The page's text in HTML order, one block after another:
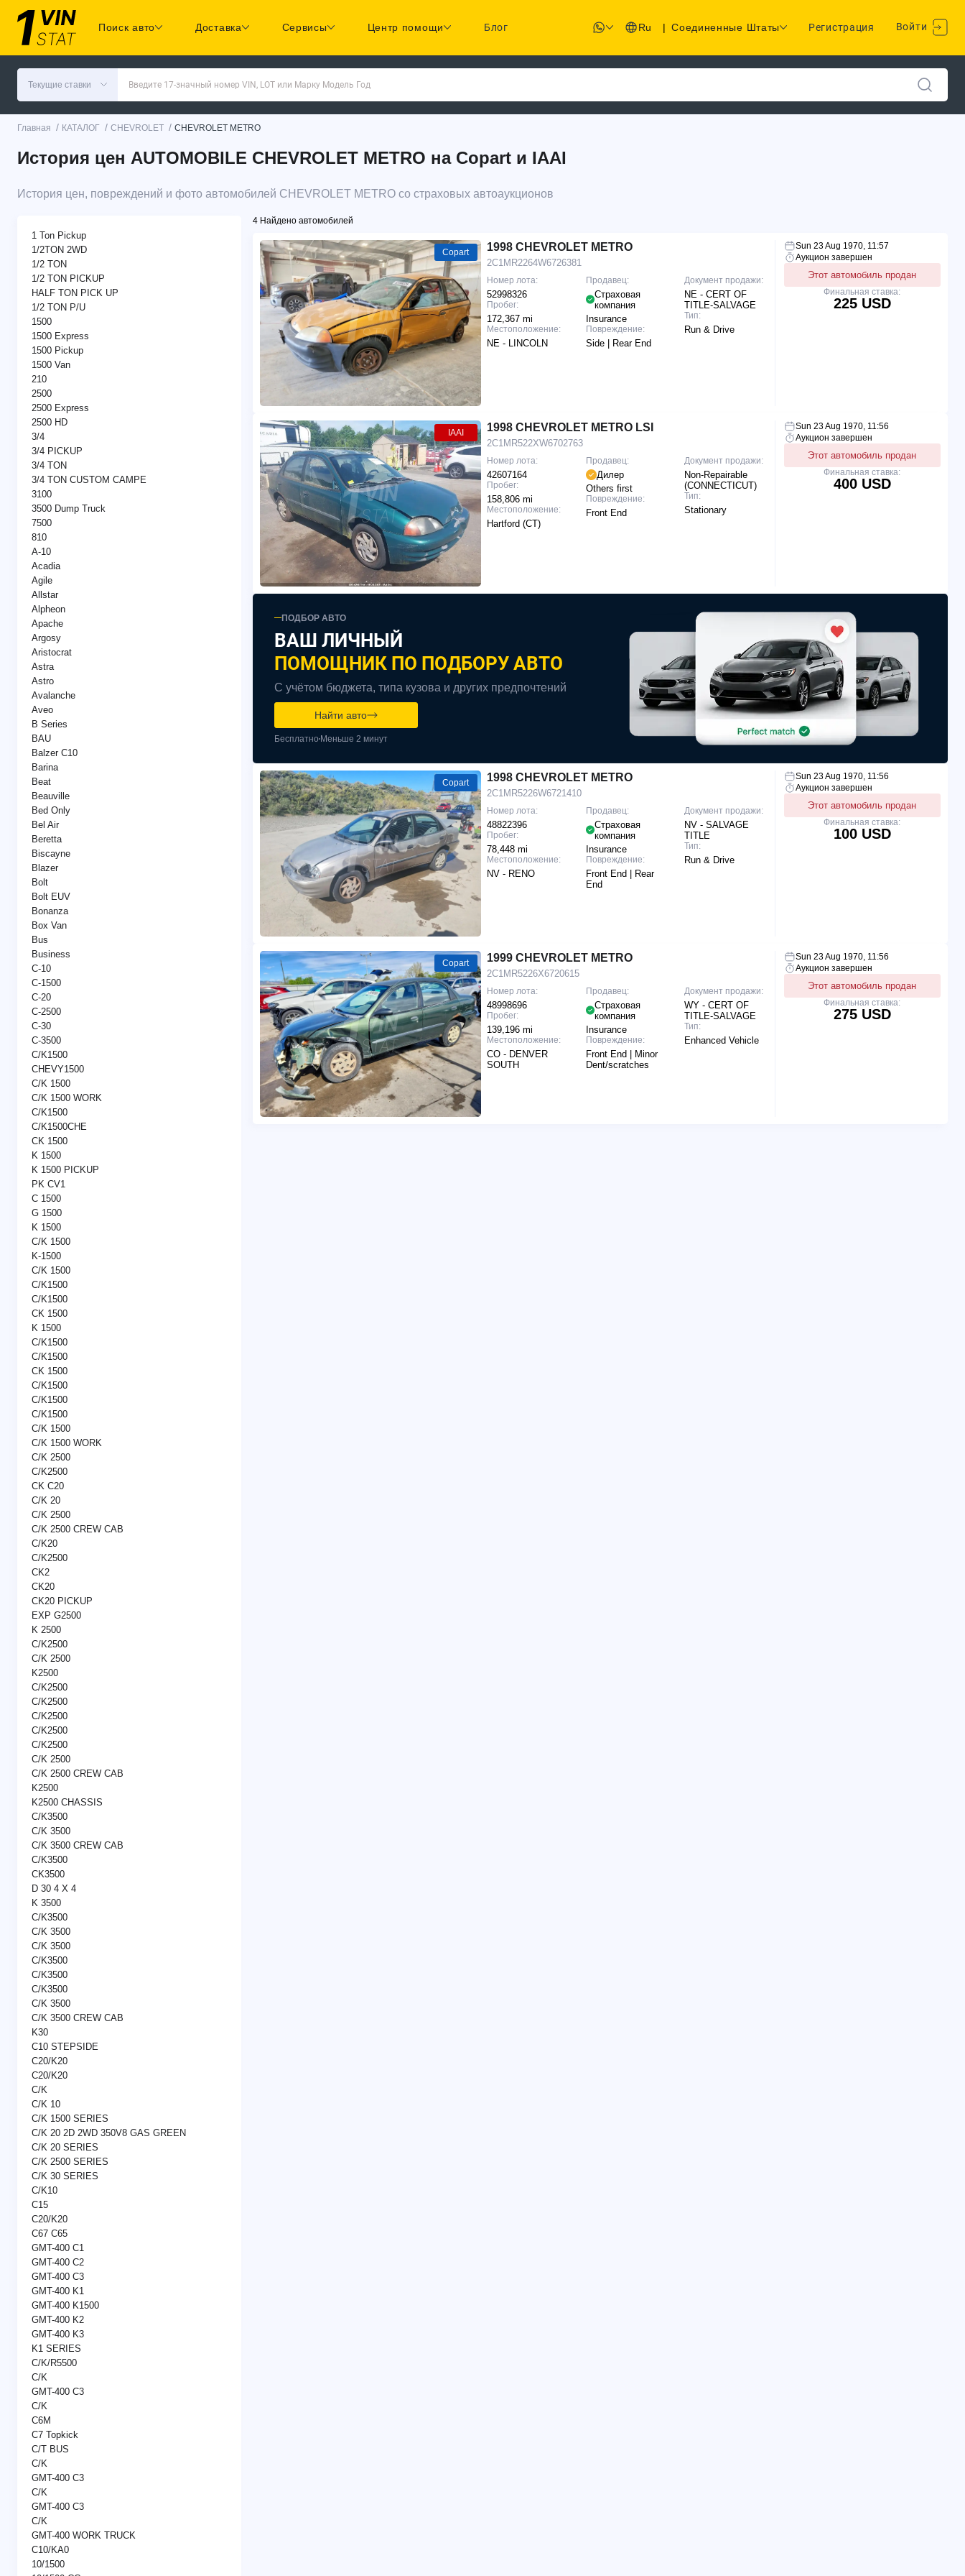
Поиск авто Доставка Сервисы Центр помощи Блог Ru | Соединенные Штаты Регистрация Войти
Текущие ставки Введите 17-значный номер VIN, LOT или Марку Модель Год
Главная / КАТАЛОГ / CHEVROLET / CHEVROLET METRO
История цен AUTOMOBILE CHEVROLET METRO на Copart и IAAI
История цен, повреждений и фото автомобилей CHEVROLET METRO со страховых автоаукционов
1 Ton Pickup
1/2TON 2WD
1/2 TON
1/2 TON PICKUP
HALF TON PICK UP
1/2 TON P/U
1500
1500 Express
1500 Pickup
1500 Van
210
2500
2500 Express
2500 HD
3/4
3/4 PICKUP
3/4 TON
3/4 TON CUSTOM CAMPE
3100
3500 Dump Truck
7500
810
A-10
Acadia
Agile
Allstar
Alpheon
Apache
Argosy
Aristocrat
Astra
Astro
Avalanche
Aveo
B Series
BAU
Balzer C10
Barina
Beat
Beauville
Bed Only
Bel Air
Beretta
Biscayne
Blazer
Bolt
Bolt EUV
Bonanza
Box Van
Bus
Business
C-10
C-1500
C-20
C-2500
C-30
C-3500
C/K1500
CHEVY1500
C/K 1500
C/K 1500 WORK
C/K1500
C/K1500CHE
CK 1500
K 1500
K 1500 PICKUP
PK CV1
C 1500
G 1500
K 1500
C/K 1500
K-1500
C/K 1500
C/K1500
C/K1500
CK 1500
K 1500
C/K1500
C/K1500
CK 1500
C/K1500
C/K1500
C/K1500
C/K 1500
C/K 1500 WORK
C/K 2500
C/K2500
CK C20
C/K 20
C/K 2500
C/K 2500 CREW CAB
C/K20
C/K2500
CK2
CK20
CK20 PICKUP
EXP G2500
K 2500
C/K2500
C/K 2500
K2500
C/K2500
C/K2500
C/K2500
C/K2500
C/K2500
C/K 2500
C/K 2500 CREW CAB
K2500
K2500 CHASSIS
C/K3500
C/K 3500
C/K 3500 CREW CAB
C/K3500
CK3500
D 30 4 X 4
K 3500
C/K3500
C/K 3500
C/K 3500
C/K3500
C/K3500
C/K3500
C/K 3500
C/K 3500 CREW CAB
K30
C10 STEPSIDE
C20/K20
C20/K20
C/K
C/K 10
C/K 1500 SERIES
C/K 20 2D 2WD 350V8 GAS GREEN
C/K 20 SERIES
C/K 2500 SERIES
C/K 30 SERIES
C/K10
C15
C20/K20
C67 C65
GMT-400 C1
GMT-400 C2
GMT-400 C3
GMT-400 K1
GMT-400 K1500
GMT-400 K2
GMT-400 K3
K1 SERIES
C/K/R5500
C/K
GMT-400 C3
C/K
C6M
C7 Topkick
C/T BUS
C/K
GMT-400 C3
C/K
GMT-400 C3
C/K
GMT-400 WORK TRUCK
C10/KA0
10/1500
4 Найдено автомобилей
Copart 1998 CHEVROLET METRO
2C1MR2264W6726381
Номер лота:
52998326
Пробег:
172,367 mi
Местоположение:
NE - LINCOLN
Продавец:
Страховая
компания
Insurance
Повреждение:
Side | Rear End
Документ продажи:
NE - CERT OF
TITLE-SALVAGE
Тип:
Run & Drive
Sun 23 Aug 1970, 11:57
Аукцион завершен
Этот автомобиль продан
Финальная ставка:
225 USD
IAAI 1998 CHEVROLET METRO LSI
2C1MR522XW6702763
Номер лота:
42607164
Пробег:
158,806 mi
Местоположение:
Hartford (CT)
Продавец:
Дилер
Others first
Повреждение:
Front End
Документ продажи:
Non-Repairable
(CONNECTICUT)
Тип:
Stationary
Sun 23 Aug 1970, 11:56
Аукцион завершен
Этот автомобиль продан
Финальная ставка:
400 USD
ПОДБОР АВТО
ВАШ ЛИЧНЫЙ
ПОМОЩНИК ПО ПОДБОРУ АВТО
С учётом бюджета, типа кузова и других предпочтений
Найти авто
Бесплатно Меньше 2 минут
Copart 1998 CHEVROLET METRO
2C1MR5226W6721410
Номер лота:
48822396
Пробег:
78,448 mi
Местоположение:
NV - RENO
Продавец:
Страховая
компания
Insurance
Повреждение:
Front End | Rear
End
Документ продажи:
NV - SALVAGE
TITLE
Тип:
Run & Drive
Sun 23 Aug 1970, 11:56
Аукцион завершен
Этот автомобиль продан
Финальная ставка:
100 USD
Copart 1999 CHEVROLET METRO
2C1MR5226X6720615
Номер лота:
48998696
Пробег:
139,196 mi
Местоположение:
CO - DENVER
SOUTH
Продавец:
Страховая
компания
Insurance
Повреждение:
Front End | Minor
Dent/scratches
Документ продажи:
WY - CERT OF
TITLE-SALVAGE
Тип:
Enhanced Vehicle
Sun 23 Aug 1970, 11:56
Аукцион завершен
Этот автомобиль продан
Финальная ставка:
275 USD